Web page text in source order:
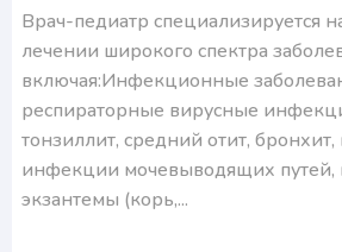
Врач-педиатр специализируется
лечении широкого спектра
включая:Инфекционные
респираторные вирусные
тонзиллит, средний отит,
инфекции мочевыводящих путей,
экзантемы (корь,...